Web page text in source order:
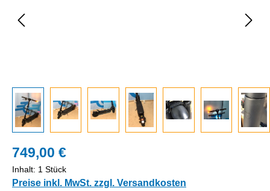
749,00 €
Inhalt: 1 Stück
Preise inkl. MwSt. zzgl. Versandkosten